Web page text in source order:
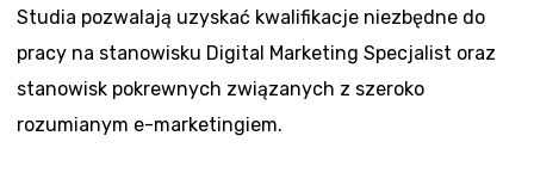
Studia pozwalają uzyskać kwalifikacje niezbędne do
pracy na stanowisku Digital Marketing Specjalist oraz
stanowisk pokrewnych związanych z szeroko
rozumianym e-marketingiem.